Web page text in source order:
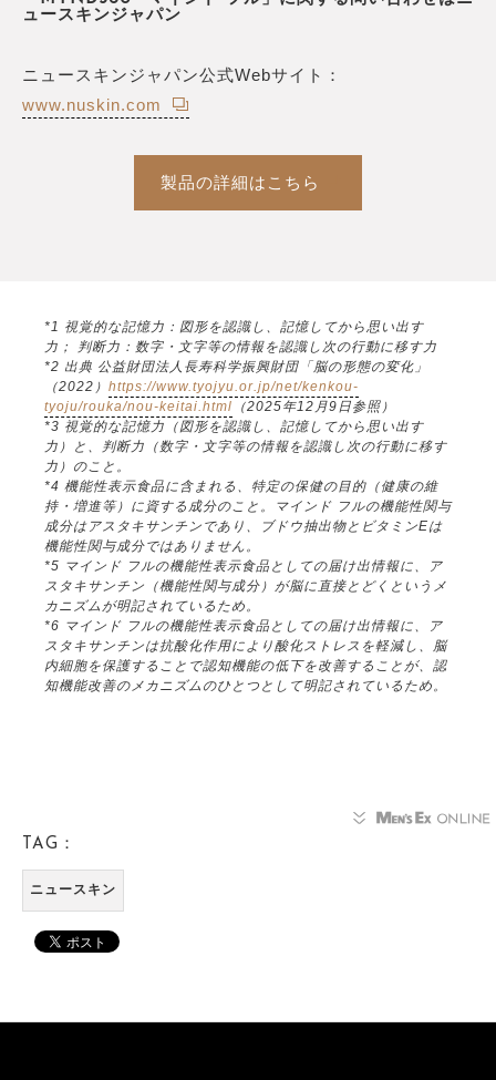
ュースキンジャパン
ニュースキンジャパン公式Webサイト：
www.nuskin.com
製品の詳細はこちら
*1 視覚的な記憶力：図形を認識し、記憶してから思い出す
力； 判断力：数字・文字等の情報を認識し次の行動に移す力
*2 出典 公益財団法人長寿科学振興財団「脳の形態の変化」
（2022） https://www.tyojyu.or.jp/net/kenkou-
tyoju/rouka/nou-keitai.html （2025年12月9日参照）
*3 視覚的な記憶力（図形を認識し、記憶してから思い出す
力）と、判断力（数字・文字等の情報を認識し次の行動に移す
力）のこと。
*4 機能性表示食品に含まれる、特定の保健の目的（健康の維
持・増進等）に資する成分のこと。マインド フルの機能性関与
成分はアスタキサンチンであり、ブドウ抽出物とビタミンEは
機能性関与成分ではありません。
*5 マインド フルの機能性表示食品としての届け出情報に、ア
スタキサンチン（機能性関与成分）が脳に直接とどくというメ
カニズムが明記されているため。
*6 マインド フルの機能性表示食品としての届け出情報に、ア
スタキサンチンは抗酸化作用により酸化ストレスを軽減し、脳
内細胞を保護することで認知機能の低下を改善することが、認
知機能改善のメカニズムのひとつとして明記されているため。
TAG：
ニュースキン